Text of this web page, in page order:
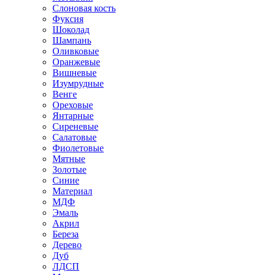
Слоновая кость
Фуксия
Шоколад
Шампань
Оливковые
Оранжевые
Вишневые
Изумрудные
Венге
Ореховые
Янтарные
Сиреневые
Салатовые
Фиолетовые
Мятные
Золотые
Синие
Материал
МДФ
Эмаль
Акрил
Береза
Дерево
Дуб
ЛДСП